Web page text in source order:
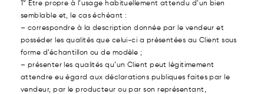
1° Être propre à l’usage habituellement attendu d’un bien
semblable et, le cas échéant :
– correspondre à la description donnée par le vendeur et
posséder les qualités que celui-ci a présentées au Client sous
forme d’échantillon ou de modèle ;
– présenter les qualités qu’un Client peut légitimement
attendre eu égard aux déclarations publiques faites par le
vendeur, par le producteur ou par son représentant,